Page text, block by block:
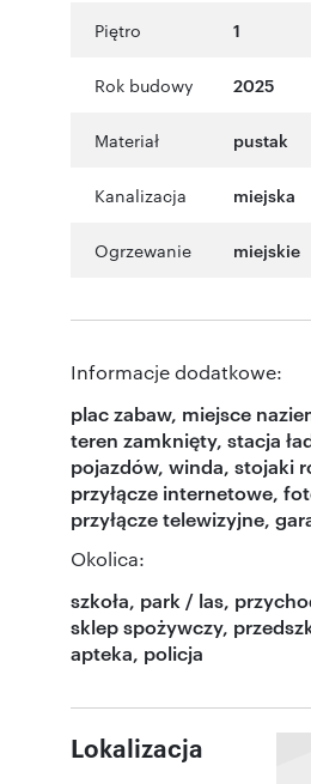
Piętro 1
Rok budowy 2025
Materiał pustak
Kanalizacja miejska
Ogrzewanie miejskie
Informacje dodatkowe:
plac zabaw, miejsce
teren zamknięty, stacja
pojazdów, winda, stojaki
przyłącze internetowe,
przyłącze telewizyjne,
Okolica:
szkoła, park / las,
sklep spożywczy,
apteka, policja
Lokalizacja